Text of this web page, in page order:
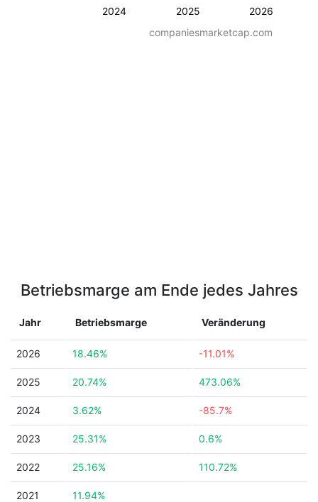
2024 2025 2026
companiesmarketcap.com
Betriebsmarge am Ende jedes Jahres
Jahr Betriebsmarge Veränderung
2026 18.46% -11.01%
2025 20.74% 473.06%
2024 3.62% -85.7%
2023 25.31% 0.6%
2022 25.16% 110.72%
2021 11.94%